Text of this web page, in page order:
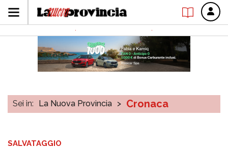
Sei in: La Nuova Provincia > Cronaca
SALVATAGGIO